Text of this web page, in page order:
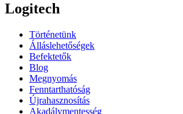
Logitech
Történetünk
Álláslehetőségek
Befektetők
Blog
Megnyomás
Fenntarthatóság
Újrahasznosítás
Akadálymentesség